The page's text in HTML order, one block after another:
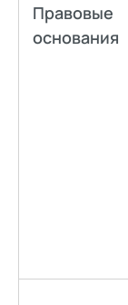
Правовые
основания